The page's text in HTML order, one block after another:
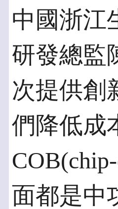
中國浙江
研發總監
次提供創
們降低成
面都是中